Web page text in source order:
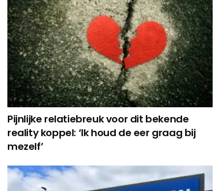
Pijnlijke relatiebreuk voor dit bekende
reality koppel: ‘Ik houd de eer graag bij
mezelf’